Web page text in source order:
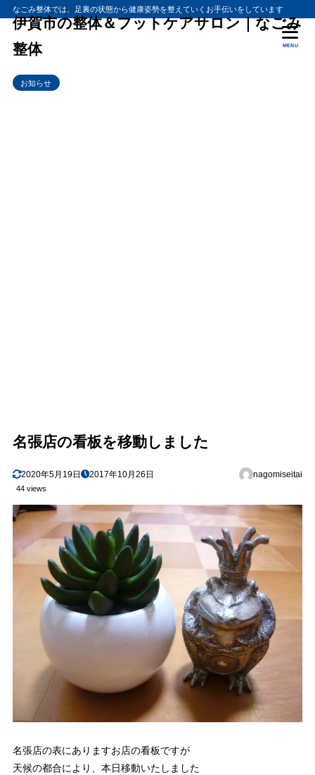
なごみ整体では、足裏の状態から健康姿勢を整えていくお手伝いをしています
伊賀市の整体＆フットケアサロン｜なごみ
整体
MENU
お知らせ
名張店の看板を移動しました
2020年5月19日 2017年10月26日 nagomiseitai
44 views
名張店の表にありますお店の看板ですが
天候の都合により、本日移動いたしました